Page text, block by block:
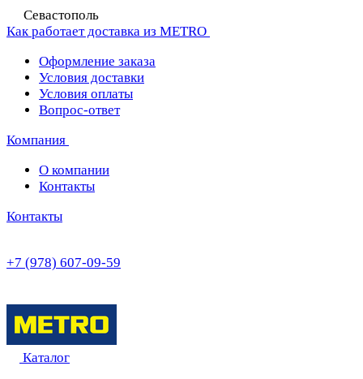
Севастополь
Как работает доставка из METRO
Оформление заказа
Условия доставки
Условия оплаты
Вопрос-ответ
Компания
О компании
Контакты
Контакты
+7 (978) 607-09-59
Каталог